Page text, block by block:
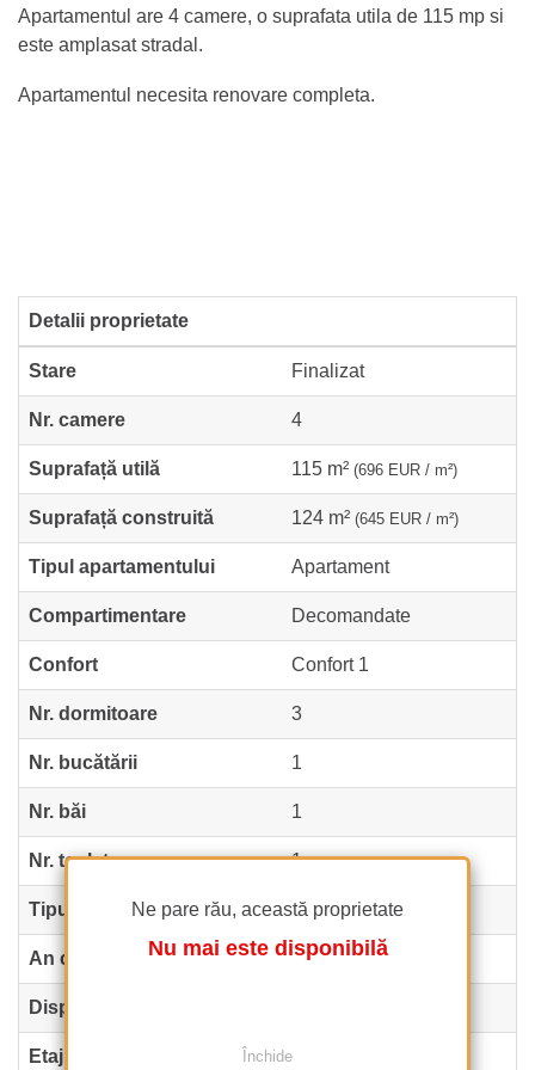
Ne pare rău, această proprietate
Nu mai este disponibilă
Închide
Apartamentul are 4 camere, o suprafata utila de 115 mp si
este amplasat stradal.
Apartamentul necesita renovare completa.
Detalii proprietate
Stare Finalizat
Nr. camere 4
Suprafață utilă 115 m² (696 EUR / m²)
Suprafață construită 124 m² (645 EUR / m²)
Tipul apartamentului Apartament
Compartimentare Decomandate
Confort Confort 1
Nr. dormitoare 3
Nr. bucătării 1
Nr. băi 1
Nr. toalete 1
Tipul clădirii Vila
An construcție 1940
Dispunere
Etaj Mansarda